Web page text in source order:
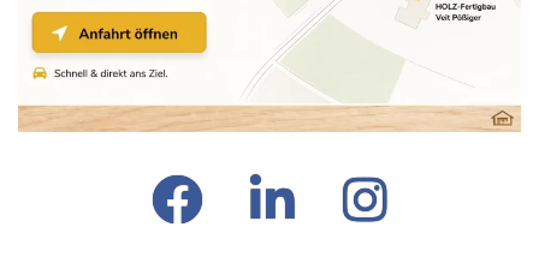
facebook LinkedIn Instagram